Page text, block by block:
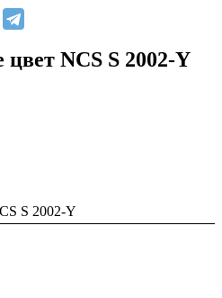
NCS S 2002-Y
S 2002-Y